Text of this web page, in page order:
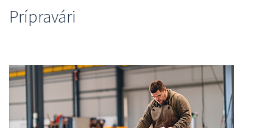
Prípravári